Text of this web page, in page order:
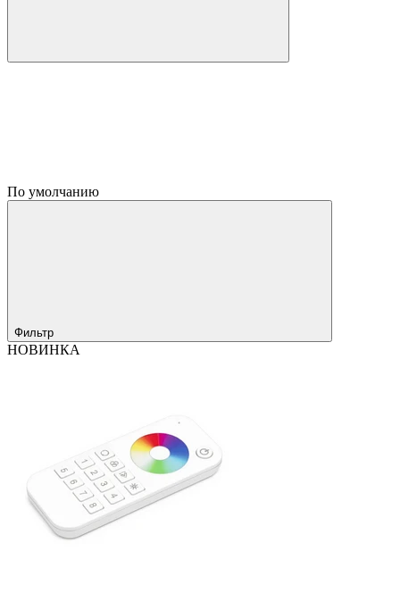
По умолчанию
Фильтр
НОВИНКА